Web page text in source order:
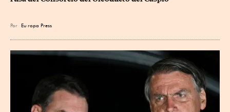
Por Eu ropa Press